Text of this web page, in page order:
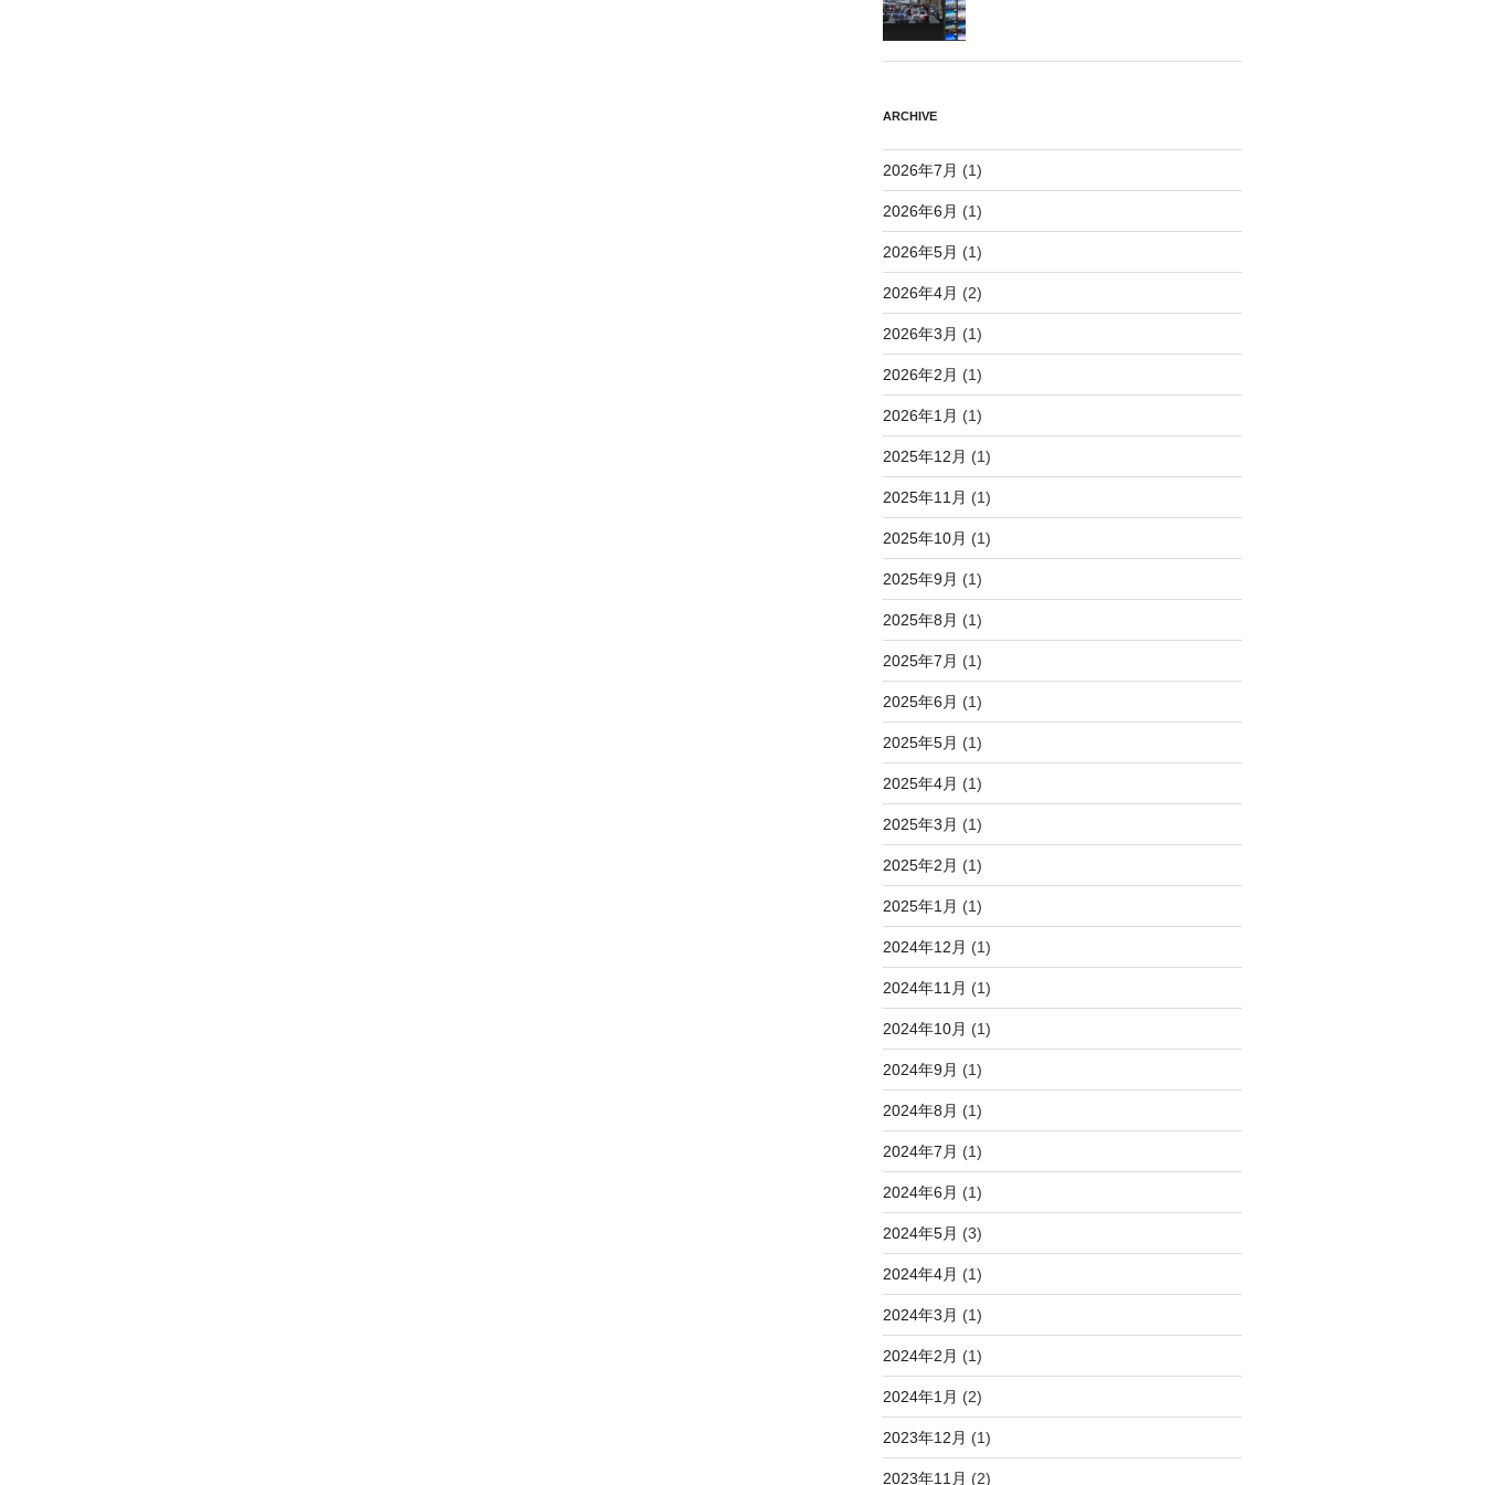
ARCHIVE
2026年7月 (1)
2026年6月 (1)
2026年5月 (1)
2026年4月 (2)
2026年3月 (1)
2026年2月 (1)
2026年1月 (1)
2025年12月 (1)
2025年11月 (1)
2025年10月 (1)
2025年9月 (1)
2025年8月 (1)
2025年7月 (1)
2025年6月 (1)
2025年5月 (1)
2025年4月 (1)
2025年3月 (1)
2025年2月 (1)
2025年1月 (1)
2024年12月 (1)
2024年11月 (1)
2024年10月 (1)
2024年9月 (1)
2024年8月 (1)
2024年7月 (1)
2024年6月 (1)
2024年5月 (3)
2024年4月 (1)
2024年3月 (1)
2024年2月 (1)
2024年1月 (2)
2023年12月 (1)
2023年11月 (2)